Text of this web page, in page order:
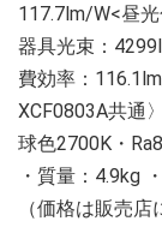
117.7lm/W<昼
器具光束：
費効率：
XCF0803A共通
球色2700K・
・質量：4.9kg
（価格は販売